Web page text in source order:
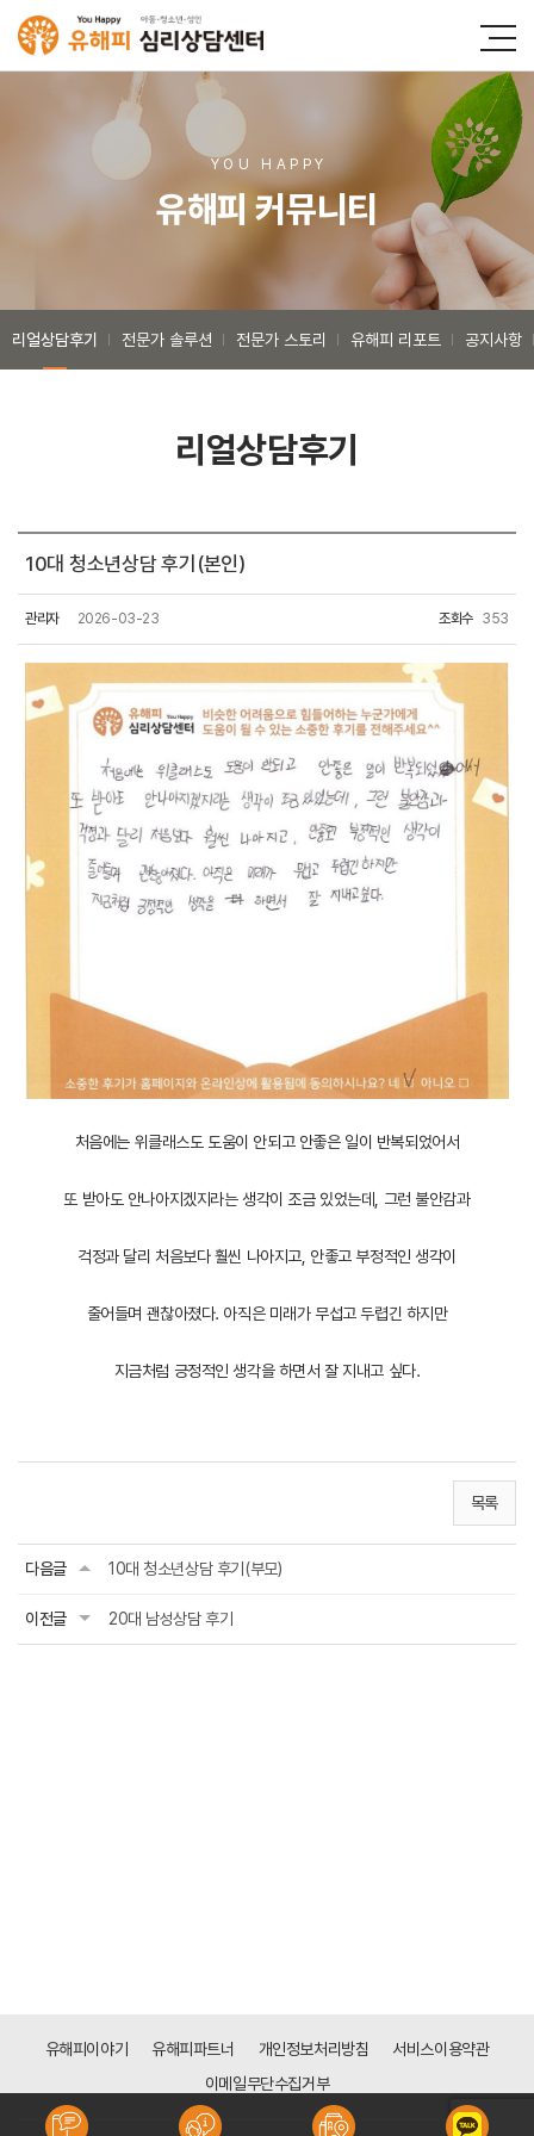
YOU HAPPY
유해피 커뮤니티
리얼상담후기 전문가 솔루션 전문가 스토리 유해피 리포트 공지사항
리얼상담후기
10대 청소년상담 후기(본인)
관리자 2026-03-23 조회수 353
처음에는 위클래스도 도움이 안되고 안좋은 일이 반복되었어서
또 받아도 안나아지겠지라는 생각이 조금 있었는데, 그런 불안감과
걱정과 달리 처음보다 훨씬 나아지고, 안좋고 부정적인 생각이
줄어들며 괜찮아졌다. 아직은 미래가 무섭고 두렵긴 하지만
지금처럼 긍정적인 생각을 하면서 잘 지내고 싶다.
목록
다음글 10대 청소년상담 후기(부모)
이전글 20대 남성상담 후기
유해피이야기 유해피파트너 개인정보처리방침
서비스이용약관
이메일무단수집거부